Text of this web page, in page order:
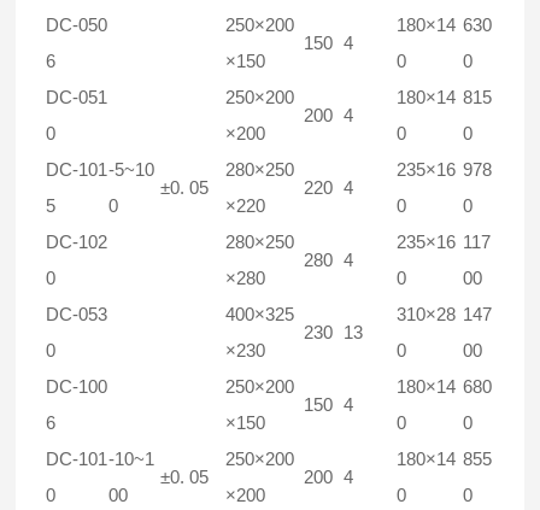
DC-050
6
-5~10
0
±0. 05
250×200
×150
150 4
180×14
0
630
0
DC-051
0
250×200
×200
200 4
180×14
0
815
0
DC-101
5
280×250
×220
220 4
235×16
0
978
0
DC-102
0
280×250
×280
280 4
235×16
0
117
00
DC-053
0
400×325
×230
230 13
310×28
0
147
00
DC-100
6
-10~1
00
±0. 05
250×200
×150
150 4
180×14
0
680
0
DC-101
0
250×200
×200
200 4
180×14
0
855
0